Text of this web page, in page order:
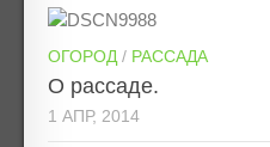
ОГОРОД / РАССАДА
О рассаде.
1 АПР, 2014